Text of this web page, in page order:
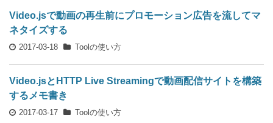
Video.jsで動画の再生前にプロモーション広告を流してマ
ネタイズする
2017-03-18 Toolの使い方
Video.jsとHTTP Live Streamingで動画配信サイトを構築
するメモ書き
2017-03-17 Toolの使い方